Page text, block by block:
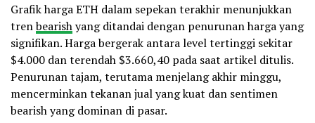
Grafik harga ETH dalam sepekan terakhir menunjukkan
trenbearishyang ditandai dengan penurunan harga yang
signifikan. Harga bergerak antara level tertinggi sekitar
$4.000 dan terendah $3.660,40 pada saat artikel ditulis.
Penurunan tajam, terutama menjelang akhir minggu,
mencerminkan tekanan jual yang kuat dan sentimen
bearish yang dominan di pasar.